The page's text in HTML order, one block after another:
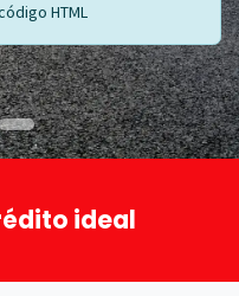
HTML
ideal